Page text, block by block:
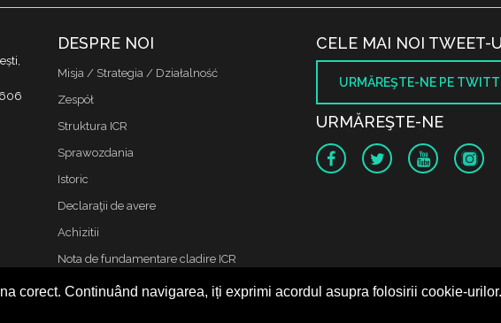
corect. Continuând navigarea, iți exprimi acordul asupra folosirii cookie-urilor.
606
DESPRE NOI
Misja / Strategia / Działalność
Zespół
Struktura ICR
Sprawozdania
Istoric
Declaraţii de avere
Achizitii
Nota de fundamentare cladire ICR
Kontakt
CELE MAI NOI TWEET-
URMĂREŞTE-NE PE
URMĂREŞTE-NE